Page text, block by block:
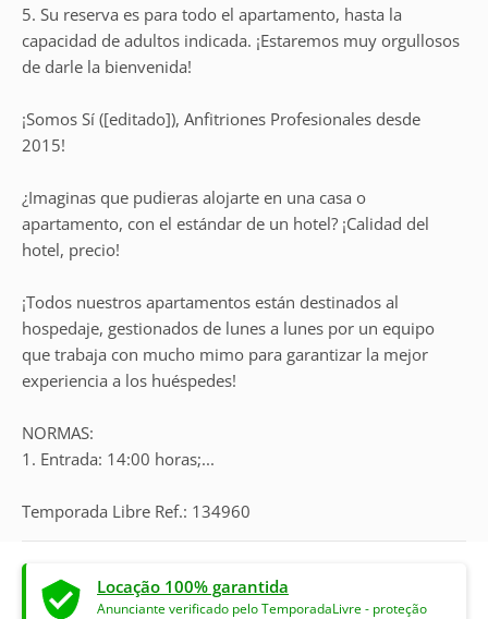
5. Su reserva es para todo el apartamento, hasta la
capacidad de adultos indicada. ¡Estaremos muy orgullosos
de darle la bienvenida!
¡Somos Sí ([editado]), Anfitriones Profesionales desde
2015!
¿Imaginas que pudieras alojarte en una casa o
apartamento, con el estándar de un hotel? ¡Calidad del
hotel, precio!
¡Todos nuestros apartamentos están destinados al
hospedaje, gestionados de lunes a lunes por un equipo
que trabaja con mucho mimo para garantizar la mejor
experiencia a los huéspedes!
NORMAS:
1. Entrada: 14:00 horas;...
Temporada Libre Ref.: 134960
Locação 100% garantida
Anunciante verificado pelo TemporadaLivre - proteção